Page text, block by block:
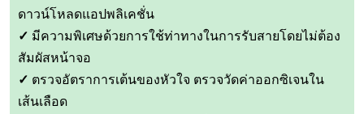
ดาวน์โหลดแอปพลิเคชั่น
✓ มีความพิเศษด้วยการใช้ท่าทางในการรับสายโดยไม่ต้อง
สัมผัสหน้าจอ
✓ ตรวจอัตราการเต้นของหัวใจ ตรวจวัดค่าออกซิเจนใน
เส้นเลือด